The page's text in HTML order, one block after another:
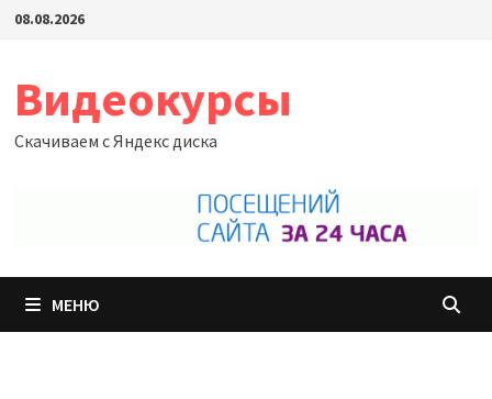
Перейти
08.08.2026
Видеокурсы
Скачиваем с Яндекс диска
МЕНЮ